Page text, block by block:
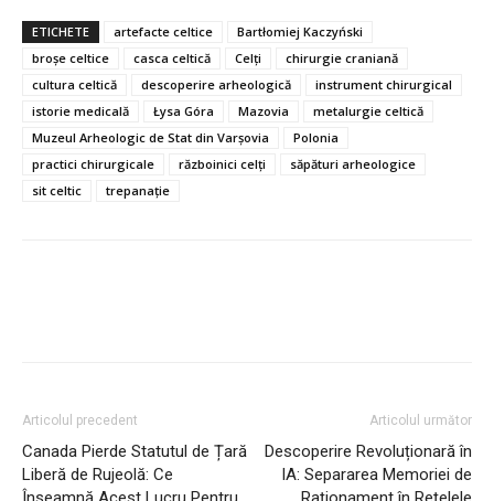
ETICHETE artefacte celtice
Bartłomiej Kaczyński
broșe celtice
casca celtică Celți
chirurgie craniană
cultura celtică
descoperire arheologică
instrument chirurgical
istorie medicală
Łysa Góra Mazovia
metalurgie celtică
Muzeul Arheologic de Stat din Varșovia
Polonia
practici chirurgicale
războinici celți
săpături arheologice
sit celtic
trepanație
Articolul precedent
Canada Pierde Statutul de Țară
Liberă de Rujeolă: Ce
Articolul următor
Descoperire Revoluționară în
IA: Separarea Memoriei de